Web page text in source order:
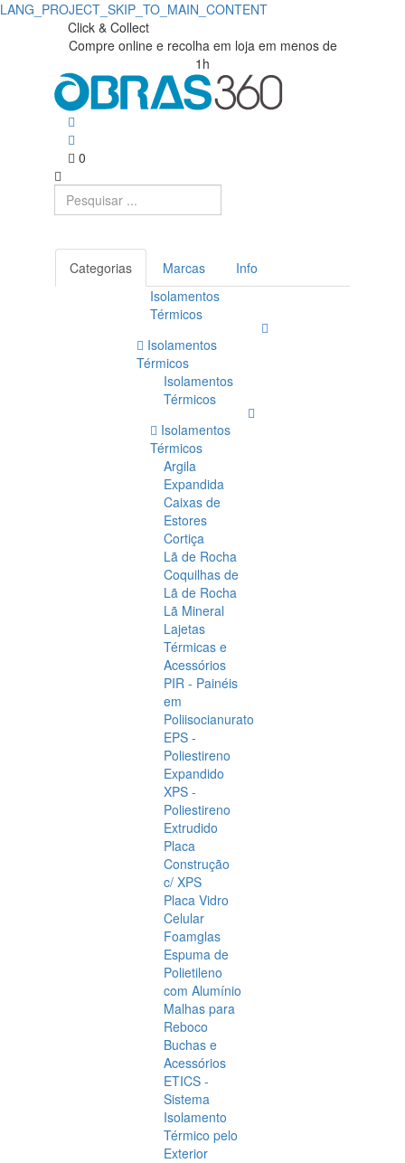
LANG_PROJECT_SKIP_TO_MAIN_CONTENT
Serras
Esquadria
Obras360
Obras360
Materiais
Construção
Click & Collect
Compre online e recolha em loja em menos de
1h
0
Categorias Marcas
Info
Isolamentos
Térmicos
Isolamentos
Térmicos
Isolamentos
Térmicos
Isolamentos
Térmicos
Argila
Expandida
Caixas de
Estores
Cortiça
Lã de Rocha
Coquilhas de
Lã de Rocha
Lã Mineral
Lajetas
Térmicas e
Acessórios
PIR - Painéis
em
Poliisocianurato
EPS -
Poliestireno
Expandido
XPS -
Poliestireno
Extrudido
Placa
Construção
c/ XPS
Placa Vidro
Celular
Foamglas
Espuma de
Polietileno
com Alumínio
Malhas para
Reboco
Buchas e
Acessórios
ETICS -
Sistema
Isolamento
Térmico pelo
Exterior